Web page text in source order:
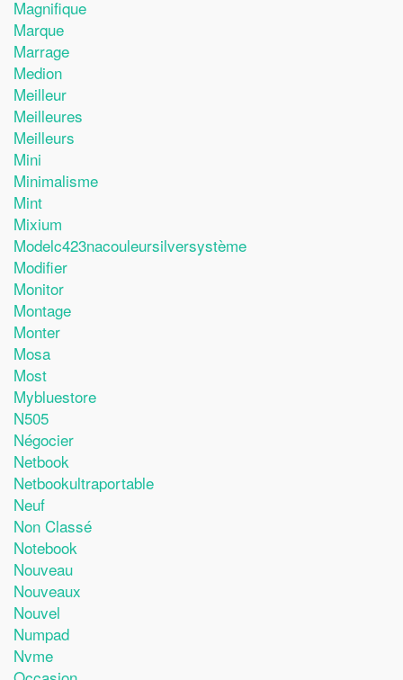
Magnifique
Marque
Marrage
Medion
Meilleur
Meilleures
Meilleurs
Mini
Minimalisme
Mint
Mixium
Modelc423nacouleursilversystème
Modifier
Monitor
Montage
Monter
Mosa
Most
Mybluestore
N505
Négocier
Netbook
Netbookultraportable
Neuf
Non Classé
Notebook
Nouveau
Nouveaux
Nouvel
Numpad
Nvme